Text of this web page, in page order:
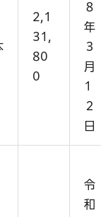
2,1
31,
80
0
８
年
３
月
1
２
日
令
和